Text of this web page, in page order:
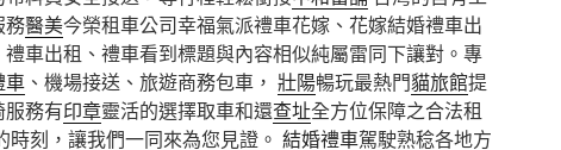
務醫美今榮租車公司幸福氣派禮車花嫁、花嫁結婚禮車出
車出租、禮車看到標題與內容相似純屬雷同下讓對。專
車 、機場接送、旅遊商務包車， 壯陽暢玩最熱門貓旅館提
務有印章靈活的選擇取車和還查址全方位保障之合法租
時刻，讓我們一同來為您見證。 結婚禮車駕駛熟稔各地方